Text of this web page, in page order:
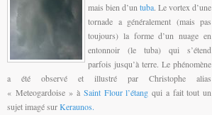
mais bien d’un tuba. Le vortex d’une
tornade a généralement (mais pas
toujours) la forme d’un nuage en
entonnoir (le tuba) qui s’étend
parfois jusqu’à terre. Le phénomène
a été observé et illustré par Christophe alias
« Meteogardoise » à Saint Flour l’étang qui a fait tout un
sujet imagé surKeraunos.